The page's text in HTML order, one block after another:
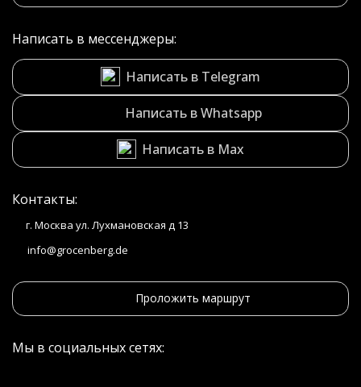
Написать в мессенджеры:
Написать в Telegram
Написать в Whatsapp
Написать в Max
Контакты:
г. Москва ул. Лухмановская д 13
info@grocenberg.de
Проложить маршрут
Мы в социальных сетях: